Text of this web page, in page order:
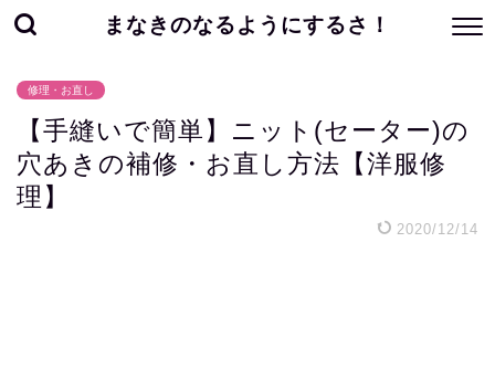
まなきのなるようにするさ！
修理・お直し
【手縫いで簡単】ニット(セーター)の
穴あきの補修・お直し方法【洋服修
理】
2020/12/14